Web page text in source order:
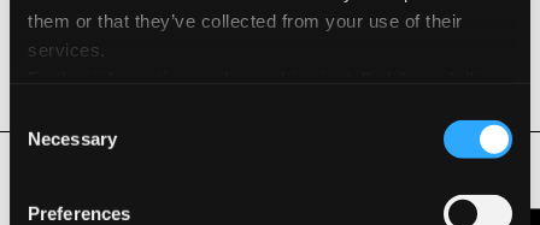
them or that they’ve collected from your use of their
services.
Selection
Necessary
Preferences
Características y certificaciones medioambientales
Productos Relacionados